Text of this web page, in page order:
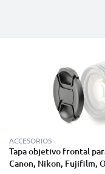
ACCESORIOS
Tapa objetivo frontal
Canon, Nikon, Fujifilm,